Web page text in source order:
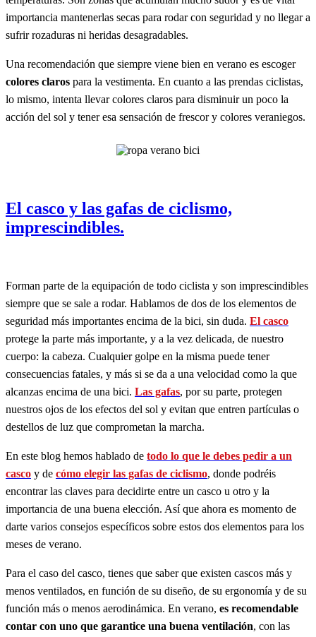
importancia mantenerlas secas para rodar con seguridad y no llegar a
sufrir rozaduras ni heridas desagradables.
Una recomendación que siempre viene bien en verano es escoger
colores claros para la vestimenta. En cuanto a las prendas ciclistas,
lo mismo, intenta llevar colores claros para disminuir un poco la
acción del sol y tener esa sensación de frescor y colores veraniegos.
El casco y las gafas de ciclismo,
imprescindibles.
Forman parte de la equipación de todo ciclista y son imprescindibles
siempre que se sale a rodar. Hablamos de dos de los elementos de
seguridad más importantes encima de la bici, sin duda. El casco
protege la parte más importante, y a la vez delicada, de nuestro
cuerpo: la cabeza. Cualquier golpe en la misma puede tener
consecuencias fatales, y más si se da a una velocidad como la que
alcanzas encima de una bici. Las gafas, por su parte, protegen
nuestros ojos de los efectos del sol y evitan que entren partículas o
destellos de luz que comprometan la marcha.
En este blog hemos hablado de todo lo que le debes pedir a un
casco y de cómo elegir las gafas de ciclismo, donde podréis
encontrar las claves para decidirte entre un casco u otro y la
importancia de una buena elección. Así que ahora es momento de
darte varios consejos específicos sobre estos dos elementos para los
meses de verano.
Para el caso del casco, tienes que saber que existen cascos más y
menos ventilados, en función de su diseño, de su ergonomía y de su
función más o menos aerodinámica. En verano, es recomendable
contar con uno que garantice una buena ventilación, con las